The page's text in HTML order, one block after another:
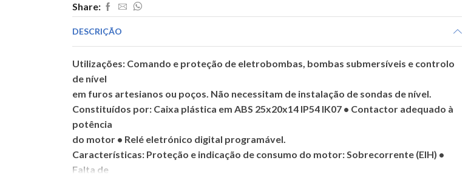
400V
Share:
DESCRIÇÃO
Utilizações: Comando e proteção de eletrobombas, bombas submersíveis e controlo
de nível
em furos artesianos ou poços. Não necessitam de instalação de sondas de nível.
Constituídos por: Caixa plástica em ABS 25x20x14 IP54 IK07 • Contactor adequado à
potência
do motor • Relé eletrónico digital programável.
Características: Proteção e indicação de consumo do motor: Sobrecorrente (EIH) •
Falta de